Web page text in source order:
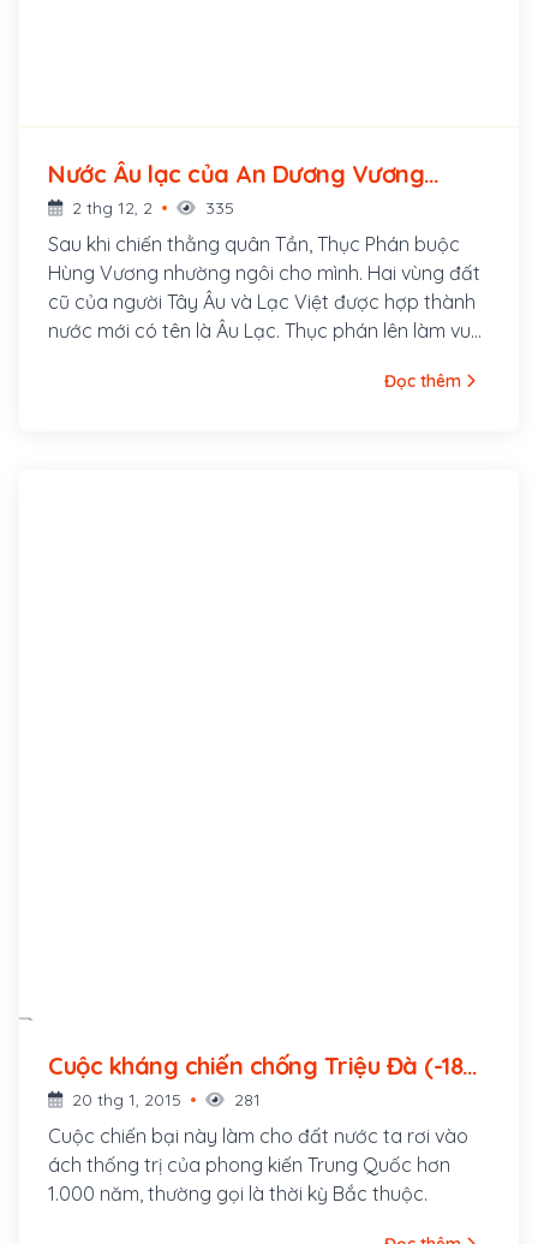
Nước Âu lạc của An Dương Vương
thành lập (-207 - ?)
2 thg 12, 2 335
Sau khi chiến thằng quân Tần, Thục Phán buộc
Hùng Vương nhường ngôi cho mình. Hai vùng đất
cũ của người Tây Âu và Lạc Việt được hợp thành
nước mới có tên là Âu Lạc. Thục phán lên làm vua,
(nay là vùng Cổ Loa, huyện Đông Anh, Hà Nội)
Đọc thêm
Cuộc kháng chiến chống Triệu Đà (-184
- -179)
20 thg 1, 2015 281
Cuộc chiến bại này làm cho đất nước ta rơi vào
ách thống trị của phong kiến Trung Quốc hơn
1.000 năm, thường gọi là thời kỳ Bắc thuộc.